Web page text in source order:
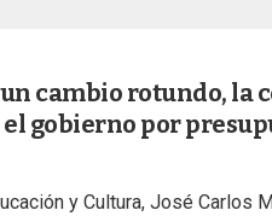
cambio rotundo, la
el gobierno por
y Cultura, José Carlos